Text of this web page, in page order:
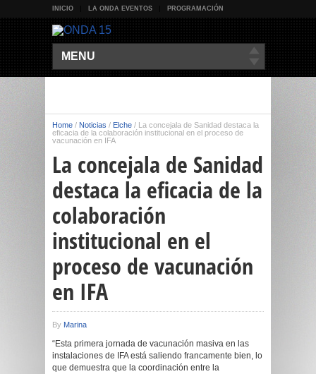
INICIO LA ONDA EVENTOS PROGRAMACIÓN
MENU
Home / Noticias / Elche / La concejala de Sanidad destaca la
eficacia de la colaboración institucional en el proceso de
vacunación en IFA
La concejala de Sanidad
destaca la eficacia de la
colaboración
institucional en el
proceso de vacunación
en IFA
By Marina
“Esta primera jornada de vacunación masiva en las
instalaciones de IFA está saliendo francamente bien, lo
que demuestra que la coordinación entre la